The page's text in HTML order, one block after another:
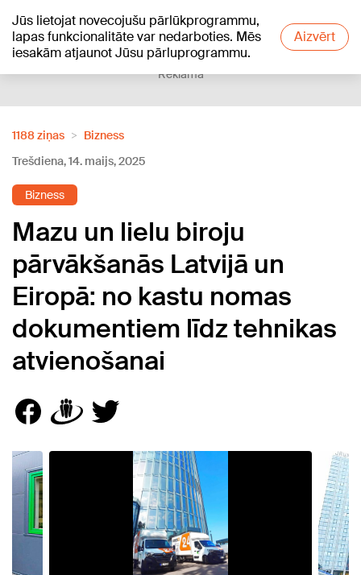
Jūs lietojat novecojušu pārlūkprogrammu,
lapas funkcionalitāte var nedarboties. Mēs
iesakām atjaunot Jūsu pārluprogrammu.
Aizvērt
+13°C
Reklāma
1188 ziņas
Bizness
Trešdiena, 14. maijs, 2025
Bizness
Mazu un lielu biroju
pārvākšanās Latvijā un
Eiropā: no kastu nomas
dokumentiem līdz tehnikas
atvienošanai